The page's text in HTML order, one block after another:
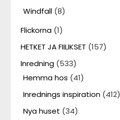
Windfall (8)
Flickorna (1)
HETKET JA FIILIKSET (157)
Inredning (533)
Hemma hos (41)
Inrednings inspiration (412)
Nya huset (34)